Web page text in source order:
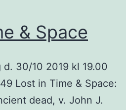
& Space
30/10 2019 kl 19.00
Lost in Time & Space:
dead, v. John J.